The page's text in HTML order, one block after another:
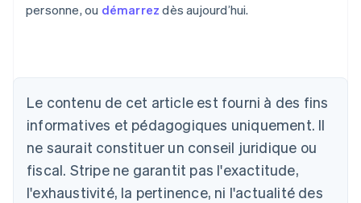
personne, ou démarrez dès aujourd’hui.
Le contenu de cet article est fourni à des fins
informatives et pédagogiques uniquement. Il
ne saurait constituer un conseil juridique ou
fiscal. Stripe ne garantit pas l'exactitude,
l'exhaustivité, la pertinence, ni l'actualité des
Allemagne
Deutsch English
Australie
English